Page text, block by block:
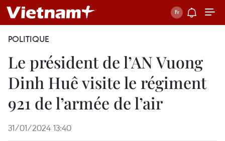
POLITIQUE
Le président de l’AN Vuong
Dinh Huê visite le régiment
921 de l’armée de l’air
31/01/2024 13:40